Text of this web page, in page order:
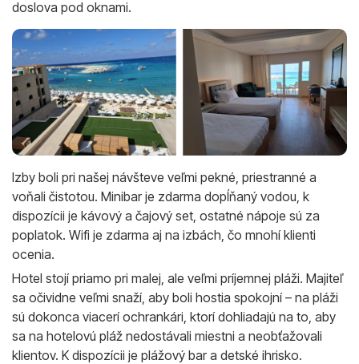
doslova pod oknami.
Izby boli pri našej návšteve veľmi pekné, priestranné a
voňali čistotou. Minibar je zdarma dopĺňaný vodou, k
dispozícii je kávový a čajový set, ostatné nápoje sú za
poplatok. Wifi je zdarma aj na izbách, čo mnohí klienti
ocenia.
Hotel stojí priamo pri malej, ale veľmi príjemnej pláži. Majiteľ
sa očividne veľmi snaží, aby boli hostia spokojní – na pláži
sú dokonca viacerí ochrankári, ktorí dohliadajú na to, aby
sa na hotelovú pláž nedostávali miestni a neobťažovali
klientov. K dispozícii je plážový bar a detské ihrisko.